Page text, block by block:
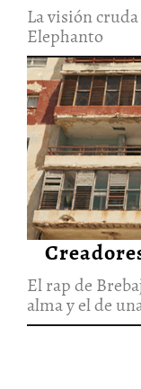
La visión
Elephanto
El rap de
alma y el de